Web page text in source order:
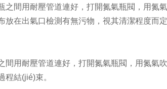
間用耐壓管道連好，打開氮氣瓶閥，用
在出氣口檢測有無污物，視其清潔程度而定
用耐壓管道連好，打開氮氣瓶閥，用氮
(jié)束。